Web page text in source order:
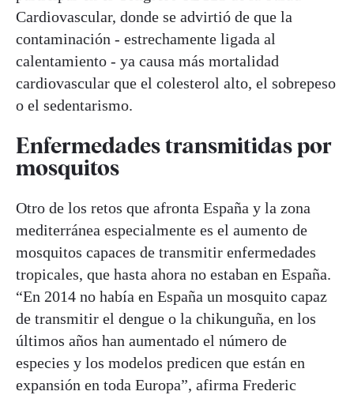
Cardiovascular, donde se advirtió de que la
contaminación - estrechamente ligada al
calentamiento - ya causa más mortalidad
cardiovascular que el colesterol alto, el sobrepeso
o el sedentarismo.
Enfermedades transmitidas por
mosquitos
Otro de los retos que afronta España y la zona
mediterránea especialmente es el aumento de
mosquitos capaces de transmitir enfermedades
tropicales, que hasta ahora no estaban en España.
“En 2014 no había en España un mosquito capaz
de transmitir el dengue o la chikunguña, en los
últimos años han aumentado el número de
especies y los modelos predicen que están en
expansión en toda Europa”, afirma Frederic